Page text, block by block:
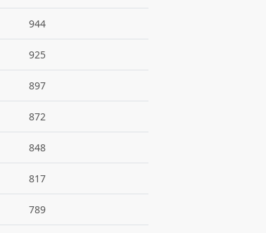
944
925
897
872
848
817
789